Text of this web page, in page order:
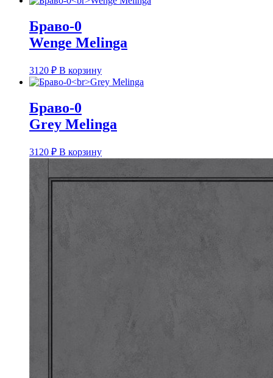
Браво-0
Wenge Melinga
3120 ₽ В корзину
Браво-0
Grey Melinga
3120 ₽ В корзину